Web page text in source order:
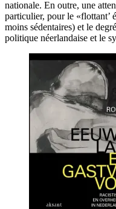
nationale. En outre, une
particulier, pour le «flottant’
moins sédentaires) et le
politique néerlandaise et le